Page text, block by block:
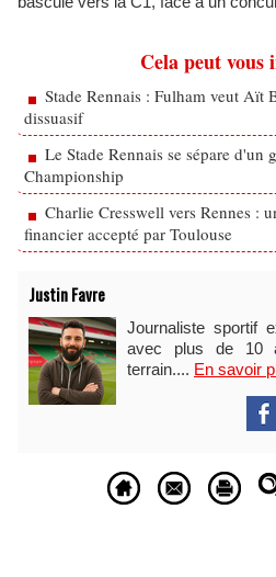
Cela peut vous
Stade Rennais : Fulham veut Aït
dissuasif
Le Stade Rennais se sépare d'un
Championship
Charlie Cresswell vers Rennes :
financier accepté par Toulouse
Justin Favre
Journaliste sportif
avec plus de 10
terrain.... En savoir